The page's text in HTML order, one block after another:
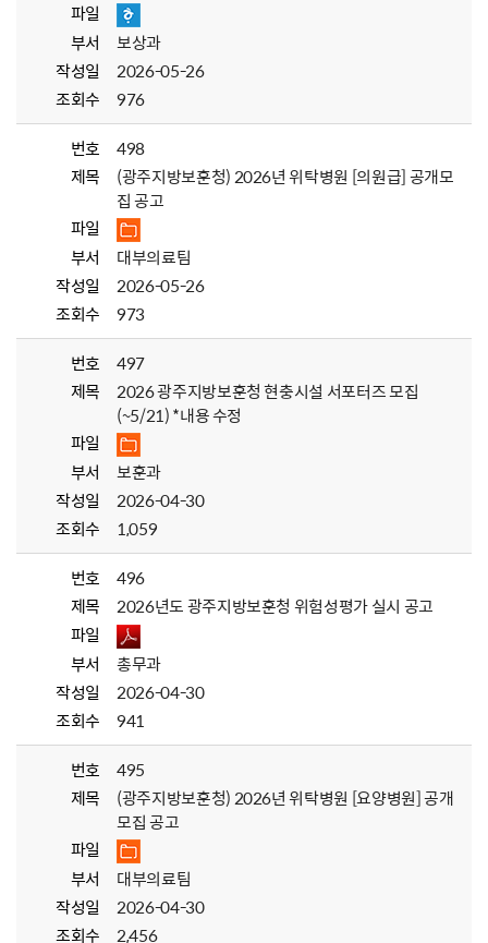
파일
부서
보상과
작성일
2026-05-26
조회수
976
번호
498
제목
(광주지방보훈청) 2026년 위탁병원 [의원급] 공개모
집 공고
파일
부서
대부의료팀
작성일
2026-05-26
조회수
973
번호
497
제목
2026 광주지방보훈청 현충시설 서포터즈 모집
(~5/21) *내용 수정
파일
부서
보훈과
작성일
2026-04-30
조회수
1,059
번호
496
제목
2026년도 광주지방보훈청 위험성평가 실시 공고
파일
부서
총무과
작성일
2026-04-30
조회수
941
번호
495
제목
(광주지방보훈청) 2026년 위탁병원 [요양병원] 공개
모집 공고
파일
부서
대부의료팀
작성일
2026-04-30
조회수
2,456